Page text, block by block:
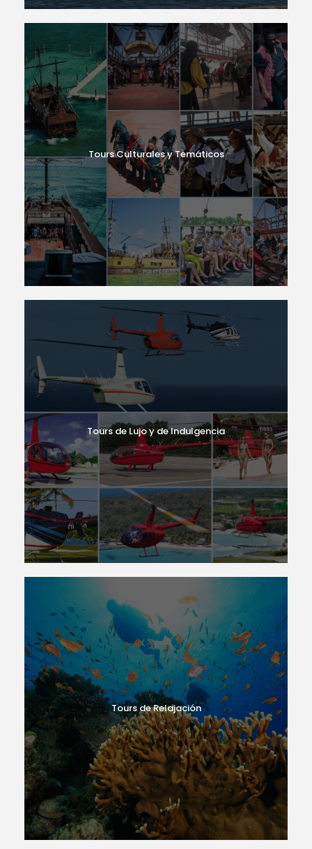
Tours Culturales y Temáticos
Tours de Lujo y de Indulgencia
Tours de Relajación